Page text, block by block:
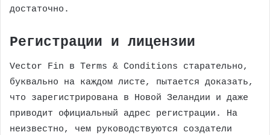
достаточно.
Регистрации и лицензии
Vector Fin в Terms & Conditions старательно,
буквально на каждом листе, пытается доказать,
что зарегистрирована в Новой Зеландии и даже
приводит официальный адрес регистрации. На
неизвестно, чем руководствуются создатели